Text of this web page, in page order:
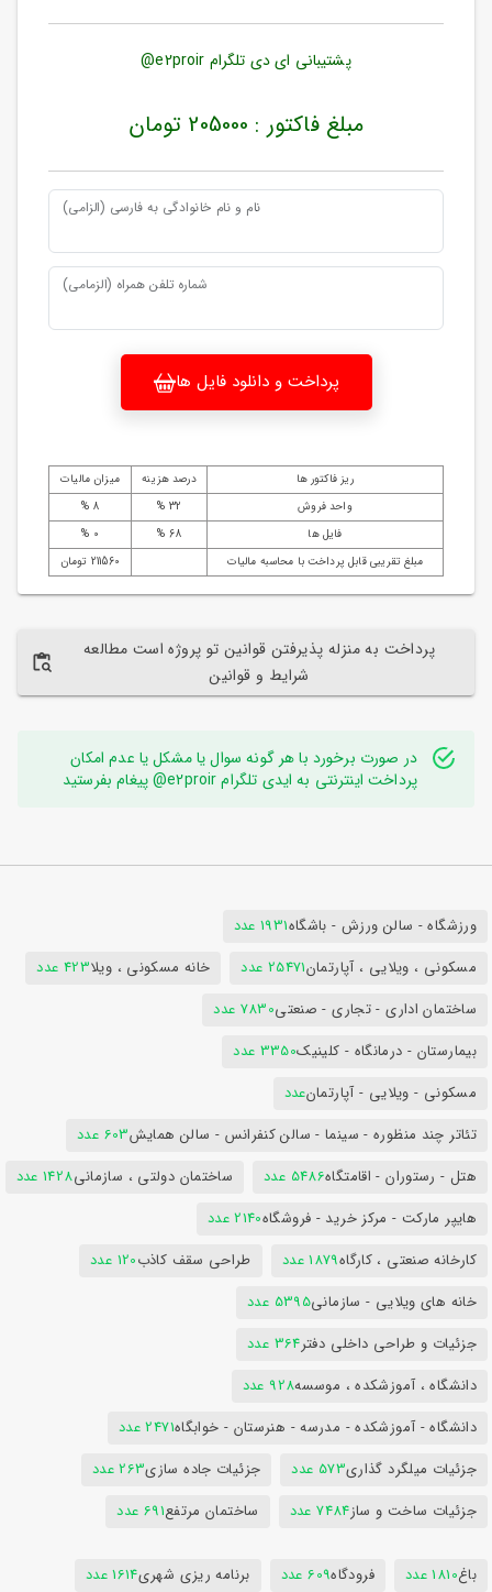
پشتیبانی ای دی تلگرام e2proir@
مبلغ فاکتور : 205000 تومان
نام و نام خانوادگی به فارسی (الزامی)
شماره تلفن همراه (الزمامی)
پرداخت و دانلود فایل ها
ریز فاکتور ها درصد هزینه
میزان مالیات
واحد فروش
32 %
8 %
فایل ها
68 %
0 %
مبلغ تقریبی قابل پرداخت با محاسبه مالیات
211560 تومان
پرداخت به منزله پذیرفتن قوانین تو پروژه است مطالعه
شرایط و قوانین
در صورت برخورد با هر گونه سوال یا مشکل یا عدم امکان
پرداخت اینترنتی به ایدی تلگرام e2proir@ پیغام بفرستید
ورزشگاه - سالن ورزش - باشگاه1931 عدد
مسکونی ، ویلایی ، آپارتمان25471 عدد خانه مسکونی ، ویلا423 عدد
ساختمان اداری - تجاری - صنعتی7830 عدد
بیمارستان - درمانگاه - کلینیک3350 عدد
مسکونی - ویلایی - آپارتمانعدد
تئاتر چند منظوره - سینما - سالن کنفرانس - سالن همایش603 عدد
هتل - رستوران - اقامتگاه5486 عدد ساختمان دولتی ، سازمانی1428 عدد
هایپر مارکت - مرکز خرید - فروشگاه2140 عدد
کارخانه صنعتی ، کارگاه1879 عدد طراحی سقف کاذب120 عدد
خانه های ویلایی - سازمانی5395 عدد
جزئیات و طراحی داخلی دفتر364 عدد
دانشگاه ، آموزشکده ، موسسه928 عدد
دانشگاه - آموزشکده - مدرسه - هنرستان - خوابگاه2471 عدد
جزئیات میلگرد گذاری573 عدد جزئیات جاده سازی263 عدد
جزئیات ساخت و ساز7484 عدد ساختمان مرتفع691 عدد
باغ1810 عدد فرودگاه609 عدد برنامه ریزی شهری1614 عدد